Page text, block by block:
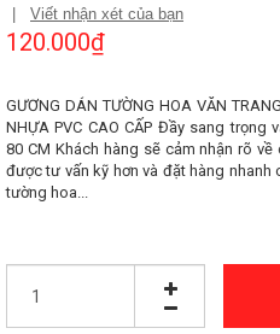
Viết nhận xét của bạn
120.000₫
GƯƠNG DÁN TƯỜNG HOA VĂN
NHỰA PVC CAO CẤP Đầy sang
80 CM Khách hàng sẽ cảm nhận rõ
được tư vấn kỹ hơn và đặt hàng
tường hoa...